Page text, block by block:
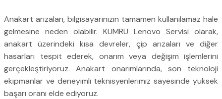
Anakart arızaları, bilgisayarınızın tamamen kullanılamaz hale
gelmesine neden olabilir. KUMRU Lenovo Servisi olarak,
anakart üzerindeki kısa devreler, çip arızaları ve diğer
hasarları tespit ederek, onarım veya değişim işlemlerini
gerçekleştiriyoruz. Anakart onarımlarında, son teknoloji
ekipmanlar ve deneyimli teknisyenlerimiz sayesinde yüksek
başarı oranı elde ediyoruz.